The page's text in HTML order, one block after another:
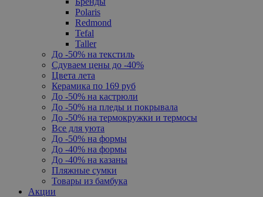
Polaris
Redmond
Tefal
Taller
До -50% на текстиль
Сдуваем цены до -40%
Цвета лета
Керамика по 169 руб
До -50% на кастрюли
До -50% на пледы и покрывала
До -50% на термокружки и термосы
Все для уюта
До -50% на формы
До -40% на формы
До -40% на казаны
Пляжные сумки
Товары из бамбука
Акции